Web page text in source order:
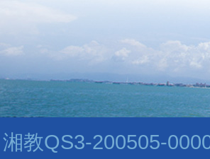
湘教QS3-200505-